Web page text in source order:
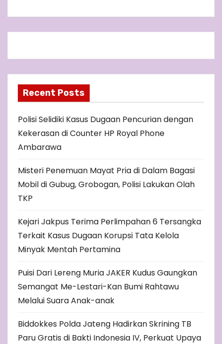
Recent Posts
Polisi Selidiki Kasus Dugaan Pencurian dengan
Kekerasan di Counter HP Royal Phone
Ambarawa
Misteri Penemuan Mayat Pria di Dalam Bagasi
Mobil di Gubug, Grobogan, Polisi Lakukan Olah
TKP
Kejari Jakpus Terima Perlimpahan 6 Tersangka
Terkait Kasus Dugaan Korupsi Tata Kelola
Minyak Mentah Pertamina
Puisi Dari Lereng Muria JAKER Kudus Gaungkan
Semangat Me-Lestari-Kan Bumi Rahtawu
Melalui Suara Anak-anak
Biddokkes Polda Jateng Hadirkan Skrining TB
Paru Gratis di Bakti Indonesia IV, Perkuat Upaya